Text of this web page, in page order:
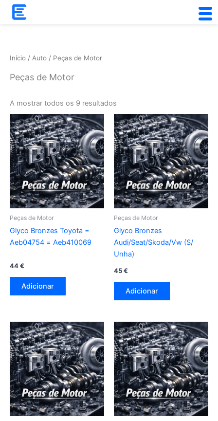
Skip
Início / Auto / Peças de Motor
Peças de Motor
A mostrar todos os 9 resultados
Peças de Motor
Glyco Bronzes Toyota =
Aeb04754 = Aeb410069
44€
Adicionar
Peças de Motor
Glyco Bronzes
Audi/Seat/Skoda/Vw (S/
Unha)
45€
Adicionar